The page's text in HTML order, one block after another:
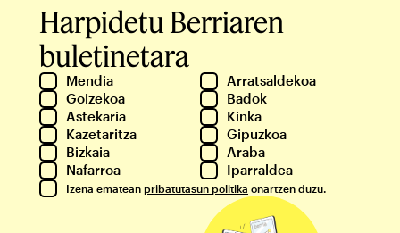
Harpidetu Berriaren
buletinetara
Mendia
Arratsaldekoa
Goizekoa
Badok
Astekaria
Kinka
Kazetaritza
Gipuzkoa
Bizkaia
Araba
Nafarroa
Iparraldea
Izena ematean pribatutasun politika onartzen duzu.